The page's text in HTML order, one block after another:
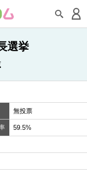
選挙
無投票
59.5%